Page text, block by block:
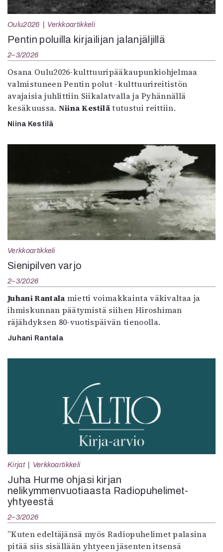
Oulu2026 Verkkoartikkeli
Pentin poluilla kirjailijan jalanjäljillä
2–3/2026
Osana Oulu2026-kulttuuripääkaupunkiohjelmaa
valmistuneen Pentin polut -kulttuurireitistön
avajaisia juhlittiin Siikalatvalla ja Pyhännällä
kesäkuussa. Niina Kestilätutustui reittiin.
Niina Kestilä
Verkkoartikkeli
Sienipilven varjo
2–3/2026
Juhani Rantala mietti voimakkainta väkivaltaa ja
ihmiskunnan päätymistä siihen Hiroshiman
räjähdyksen 80-vuotispäivän tienoolla.
Juhani Rantala
Kirjat Verkkoartikkeli
Juha Hurme ohjasi kirjan
nelikymmenvuotiaasta Radiopuhelimet-
yhtyeestä
2–3/2026
”Kuten edeltäjänsä myös Radiopuhelimet palasina
pitää siis sisällään yhtyeen jäsenten itsensä